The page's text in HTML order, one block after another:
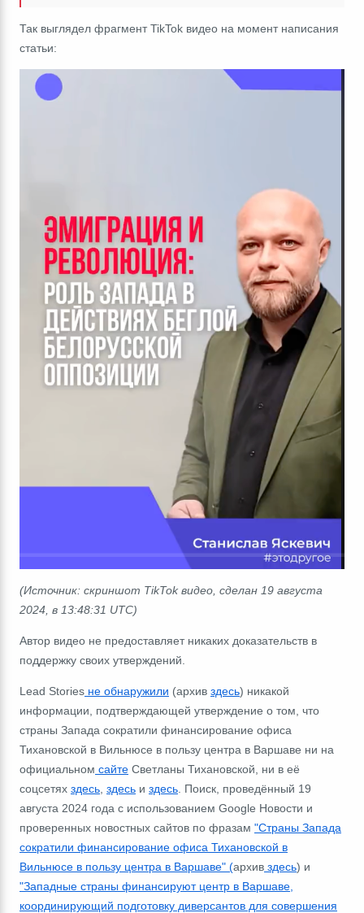
Так выглядел фрагмент TikTok видео на момент написания
статьи:
(Источник: скриншот TikTok видео, сделан 19 августа
2024, в 13:48:31 UTC)
Автор видео не предоставляет никаких доказательств в
поддержку своих утверждений.
Lead Stories не обнаружили (архив здесь) никакой
информации, подтверждающей утверждение о том, что
страны Запада сократили финансирование офиса
Тихановской в Вильнюсе в пользу центра в Варшаве ни на
официальном сайте Светланы Тихановской, ни в её
соцсетях здесь здесь и здесь . Поиск, проведённый 19
августа 2024 года с использованием Google Новости и
проверенных новостных сайтов по фразам "Страны Запада
сократили финансирование офиса Тихановской в
Вильнюсе в пользу центра в Варшаве" (архив здесь) и
"Западные страны финансируют центр в Варшаве,
координирующий подготовку диверсантов для совершения